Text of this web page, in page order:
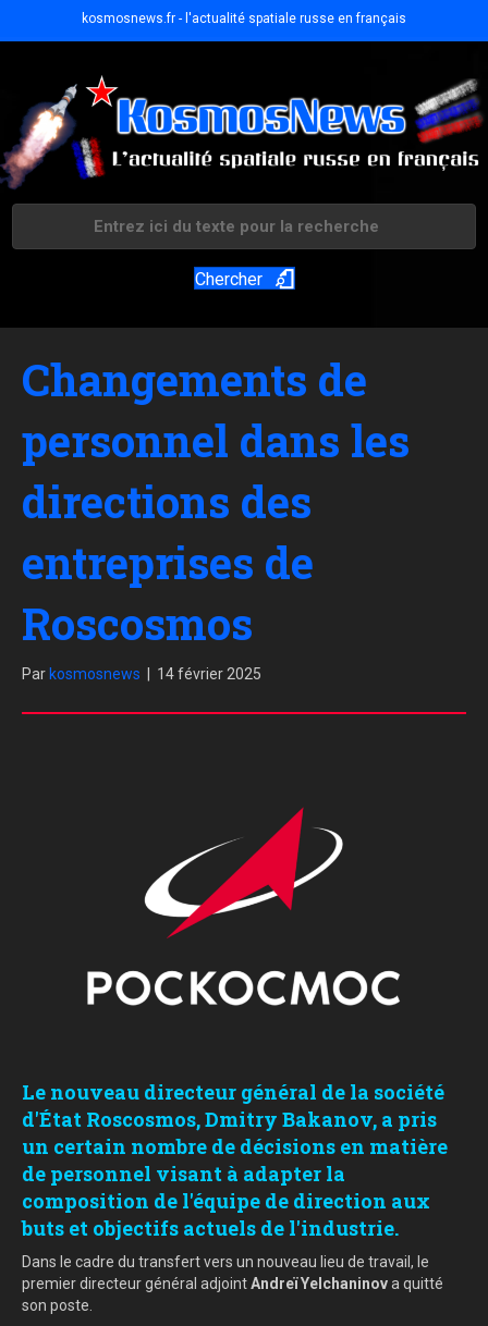
kosmosnews.fr - l'actualité spatiale russe en français
Chercher
Changements de
personnel dans les
directions des
entreprises de
Roscosmos
Par kosmosnews 14 février 2025
Le nouveau directeur général de la société
d'État Roscosmos, Dmitry Bakanov, a pris
un certain nombre de décisions en matière
de personnel visant à adapter la
composition de l'équipe de direction aux
buts et objectifs actuels de l'industrie.
Dans le cadre du transfert vers un nouveau lieu de travail, le
premier directeur général adjointAndreï Yelchaninova quitté
son poste.